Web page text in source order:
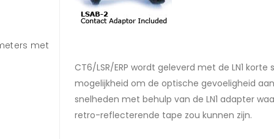
met
CT6/LSR/ERP wordt geleverd met de LN1
mogelijkheid om de optische gevoeligheid
snelheden met behulp van de LN1 adapter
retro-reflecterende tape zou kunnen zijn.